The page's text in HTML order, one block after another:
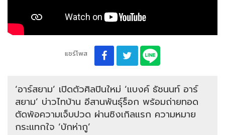
แชร์โพส
‘อาร์สยาม’ เปิดตัวศิลปินใหม่ ‘แบงค์ ธัชนนท์ อาร์
สยาม’ บ่าวไทบ้าน อีสานพันธุ์ร็อก พร้อมถ่ายทอด
ตัดพ้อความเจ็บปวด ผ่านซิงเกิลแรก ความหมาย
กระแทกใจ ‘บักห่ากู’